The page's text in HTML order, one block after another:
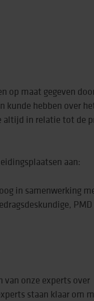
op maat gegeven
kunde hebben over
altijd in relatie tot de
aan:
in samenwerking
onze experts over
staan klaar om